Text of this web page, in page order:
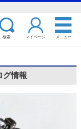
検索 マイページ メニュー
グ情報